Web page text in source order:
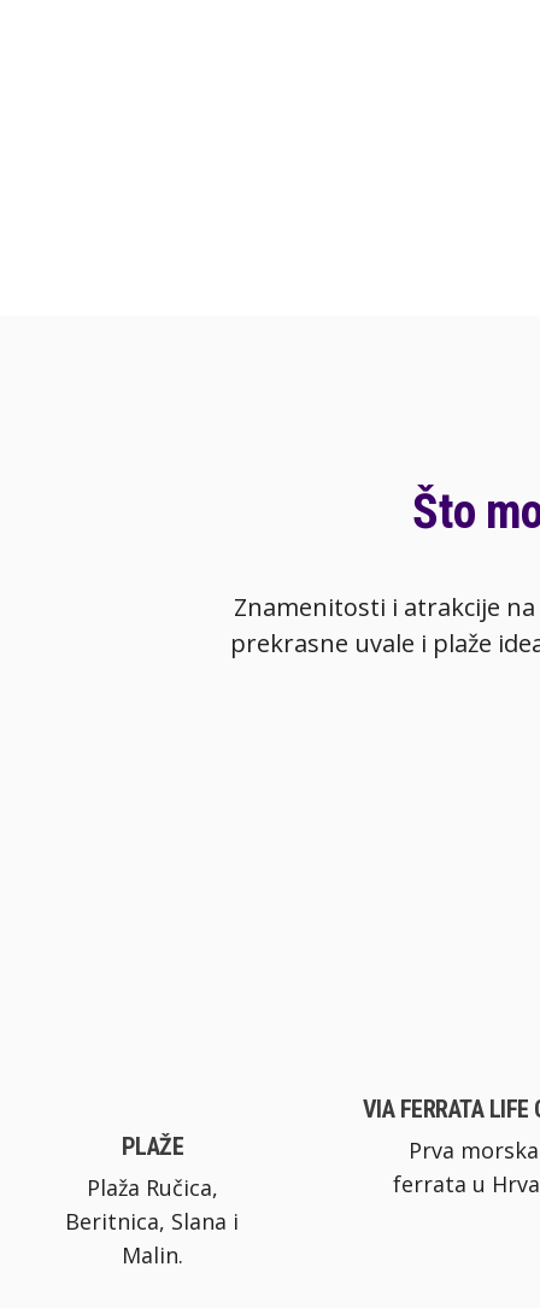
Što
Znamenitosti i atrakcije
prekrasne uvale i plaže
PLAŽE
Plaža Ručica,
Beritnica, Slana i
Malin.
VIA FERRATA LIFE
Prva
ferrata u